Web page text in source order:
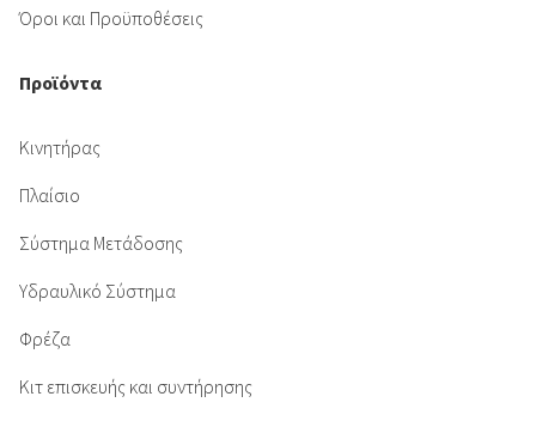
Όροι και Προϋποθέσεις
Προϊόντα
Κινητήρας
Πλαίσιο
Σύστημα Μετάδοσης
Υδραυλικό Σύστημα
Φρέζα
Κιτ επισκευής και συντήρησης